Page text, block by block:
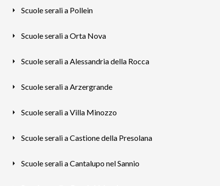
Scuole serali a Pollein
Scuole serali a Orta Nova
Scuole serali a Alessandria della Rocca
Scuole serali a Arzergrande
Scuole serali a Villa Minozzo
Scuole serali a Castione della Presolana
Scuole serali a Cantalupo nel Sannio